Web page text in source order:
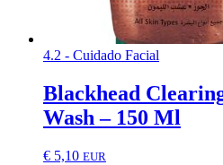
4.2 - Cuidado Facial
Blackhead
Wash – 150 Ml
€ 5,10 EUR